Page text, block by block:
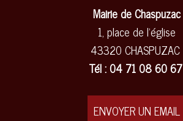
Mairie de Chaspuzac
1, place de l'église
43320 CHASPUZAC
Tél : 04 71 08 60 67
ENVOYER UN EMAIL